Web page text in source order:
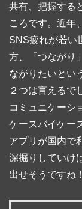
共有、把握する
ころです。近年
SNS疲れが若い
方、「つながり
ながりたいとい
２つは言えるで
コミュニケーシ
ケースバイケー
アプリが国内で
深掘りしていけ
出せそうですね！